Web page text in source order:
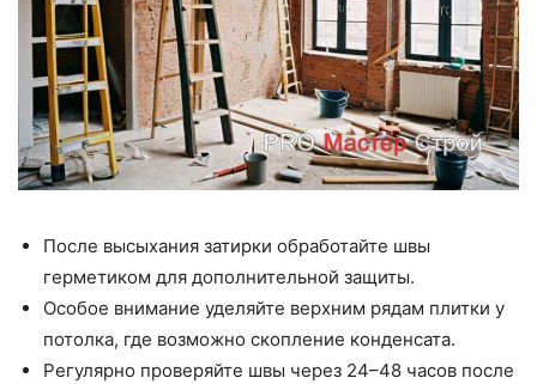
После высыхания затирки обработайте швы
герметиком для дополнительной защиты.
Особое внимание уделяйте верхним рядам плитки у
потолка, где возможно скопление конденсата.
Регулярно проверяйте швы через 24–48 часов после